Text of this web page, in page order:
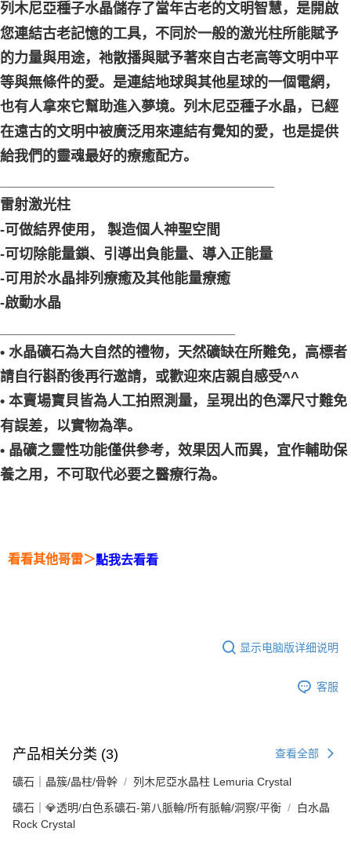
列木尼亞種子水晶儲存了當年古老的文明智慧，是開啟
您連結古老記憶的工具，不同於一般的激光柱所能賦予
的力量與用途，祂散播與賦予著來自古老高等文明中平
等與無條件的愛。是連結地球與其他星球的一個電網，
也有人拿來它幫助進入夢境。列木尼亞種子水晶，已經
在遠古的文明中被廣泛用來連結有覺知的愛，也是提供
給我們的靈魂最好的療癒配方。
雷射激光柱
-可做結界使用， 製造個人神聖空間
-可切除能量鎖、引導出負能量、導入正能量
-可用於水晶排列療癒及其他能量療癒
-啟動水晶
• 水晶礦石為大自然的禮物，天然礦缺在所難免，高標者
請自行斟酌後再行邀請，或歡迎來店親自感受^^
• 本賣場寶貝皆為人工拍照測量，呈現出的色澤尺寸難免
有誤差，以實物為準。
• 晶礦之靈性功能僅供參考，效果因人而異，宜作輔助保
養之用，不可取代必要之醫療行為。
看看其他哥雷＞點我去看看
显示电脑版详细说明
客服
产品相关分类 (3) 查看全部
礦石｜晶簇/晶柱/骨幹 列木尼亞水晶柱 Lemuria Crystal
礦石｜💎透明/白色系礦石-第八脈輪/所有脈輪/洞察/平衡
白水晶
Rock Crystal